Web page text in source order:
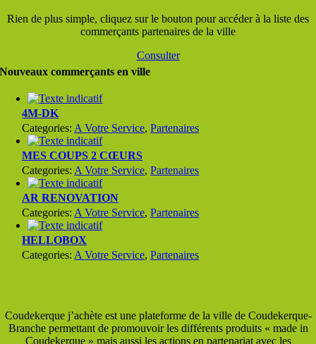
Rien de plus simple, cliquez sur le bouton pour accéder à la liste des
commerçants partenaires de la ville
Consulter
Nouveaux commerçants en ville
4M-DK
Categories: A Votre Service,Partenaires
MES COUPS 2 CŒURS
Categories: A Votre Service,Partenaires
AR RENOVATION
Categories: A Votre Service,Partenaires
HELLOBOX
Categories: A Votre Service,Partenaires
Coudekerque j’achète est une plateforme de la ville de Coudekerque-
Branche permettant de promouvoir les différents produits « made in
Coudekerque » mais aussi les actions en partenariat avec les